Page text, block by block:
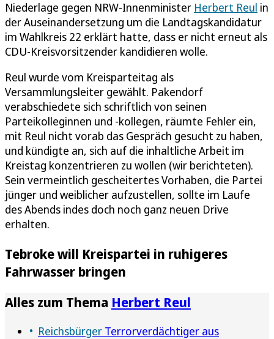
Niederlage gegen NRW-Innenminister Herbert Reul in
der Auseinandersetzung um die Landtagskandidatur
im Wahlkreis 22 erklärt hatte, dass er nicht erneut als
CDU-Kreisvorsitzender kandidieren wolle.
Reul wurde vom Kreisparteitag als
Versammlungsleiter gewählt. Pakendorf
verabschiedete sich schriftlich von seinen
Parteikolleginnen und -kollegen, räumte Fehler ein,
mit Reul nicht vorab das Gespräch gesucht zu haben,
und kündigte an, sich auf die inhaltliche Arbeit im
Kreistag konzentrieren zu wollen (wir berichteten).
Sein vermeintlich gescheitertes Vorhaben, die Partei
jünger und weiblicher aufzustellen, sollte im Laufe
des Abends indes doch noch ganz neuen Drive
erhalten.
Tebroke will Kreispartei in ruhigeres
Fahrwasser bringen
Alles zum Thema Herbert Reul
Reichsbürger Terrorverdächtiger aus